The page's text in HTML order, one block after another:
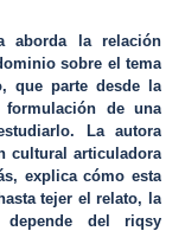
aborda la relación
sobre el tema
que parte desde la
de una
La autora
cultural articuladora
explica cómo esta
tejer el relato, la
del riqsy